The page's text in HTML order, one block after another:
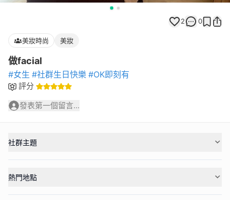
2 0
美妝時尚 美妝
做facial
#女生 #社群生日快樂 #OK即刻有
評分
發表第一個留言...
社群主題
熱門地點